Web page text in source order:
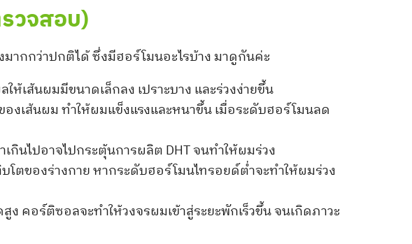
วจสอบ)
กกว่าปกติได้ ซึ่งมีฮอร์โมนอะไรบ้าง มาดูกันค่ะ
เส้นผมมีขนาดเล็กลง เปราะบาง และร่วงง่ายขึ้น
เส้นผม ทำให้ผมแข็งแรงและหนาขึ้น เมื่อระดับฮอร์โมนลด
นไปอาจไปกระตุ้นการผลิต DHT จนทำให้ผมร่วง
ตของร่างกาย หากระดับฮอร์โมนไทรอยด์ต่ำจะทำให้ผมร่วง
คอร์ติซอลจะทำให้วงจรผมเข้าสู่ระยะพักเร็วขึ้น จนเกิดภาวะ